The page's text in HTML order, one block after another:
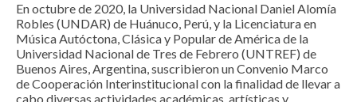
En octubre de 2020, la Universidad Nacional Daniel Alomía
Robles (UNDAR) de Huánuco, Perú, y la Licenciatura en
Música Autóctona, Clásica y Popular de América de la
Universidad Nacional de Tres de Febrero (UNTREF) de
Buenos Aires, Argentina, suscribieron un Convenio Marco
de Cooperación Interinstitucional con la finalidad de llevar a
cabo diversas actividades académicas, artísticas y